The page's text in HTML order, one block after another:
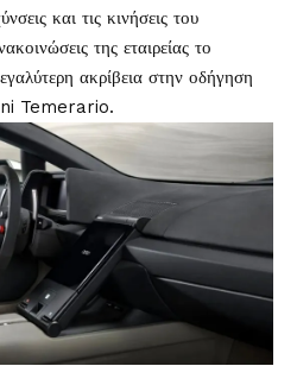
και τις κινήσεις του
της εταιρείας το
ακρίβεια στην οδήγηση
Temerario.